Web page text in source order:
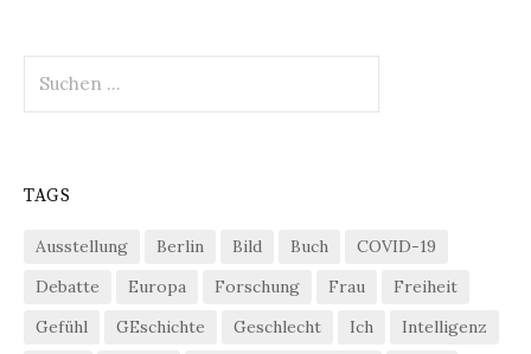
nach:
TAGS
Ausstellung Berlin Bild Buch
COVID-19
Debatte
Europa Forschung Frau
Freiheit
Gefühl
GEschichte Geschlecht Ich
Intelligenz